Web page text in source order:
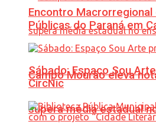
Campo Mourão eleva
supera média estadual
Encontro
Públicas do Paraná em
Sábado: Espaço Sou
CircNic